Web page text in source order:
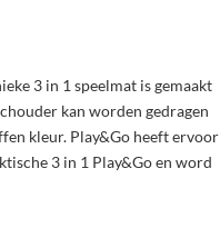
3 in 1 speelmat is gemaakt
kan worden gedragen
kleur. Play&Go heeft ervoor
3 in 1 Play&Go en word